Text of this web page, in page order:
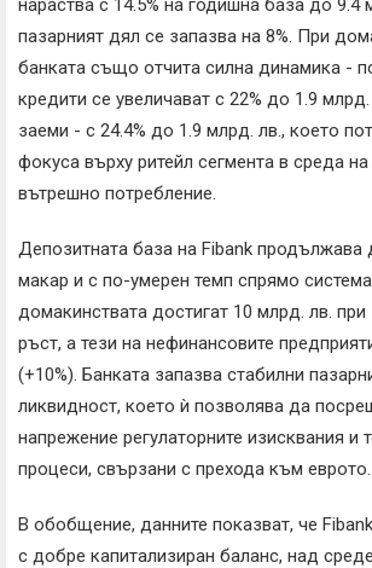
нараства с 14.5% на годишна база до 9.4
пазарният дял се запазва на 8%. При
банката също отчита силна динамика -
кредити се увеличават с 22% до 1.9 млрд.
заеми - с 24.4% до 1.9 млрд. лв., което
фокуса върху ритейл сегмента в среда
вътрешно потребление.
Депозитната база на Fibank продължава
макар и с по-умерен темп спрямо
домакинствата достигат 10 млрд. лв. при
ръст, а тези на нефинансовите
(+10%). Банката запазва стабилни
ликвидност, което ѝ позволява да
напрежение регулаторните изисквания и
процеси, свързани с прехода към еврото.
В обобщение, данните показват, че
с добре капитализиран баланс, над